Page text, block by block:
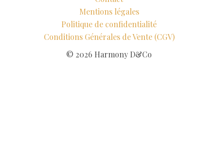
Mentions légales
Politique de confidentialité
Conditions Générales de Vente (CGV)
© 2026 Harmony D&Co